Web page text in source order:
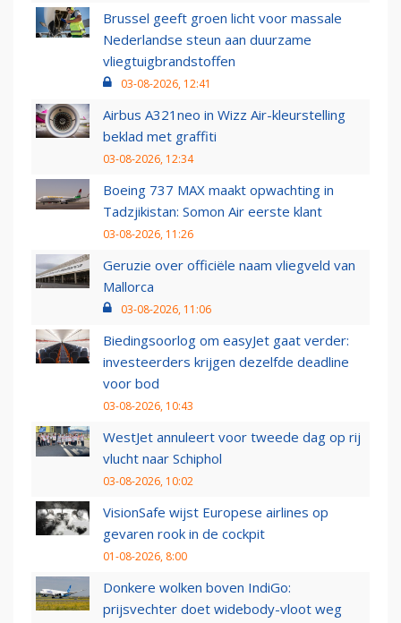
Brussel geeft groen licht voor massale
Nederlandse steun aan duurzame
vliegtuigbrandstoffen
03-08-2026, 12:41
Airbus A321neo in Wizz Air-kleurstelling
beklad met graffiti
03-08-2026, 12:34
Boeing 737 MAX maakt opwachting in
Tadzjikistan: Somon Air eerste klant
03-08-2026, 11:26
Geruzie over officiële naam vliegveld van
Mallorca
03-08-2026, 11:06
Biedingsoorlog om easyJet gaat verder:
investeerders krijgen dezelfde deadline
voor bod
03-08-2026, 10:43
WestJet annuleert voor tweede dag op rij
vlucht naar Schiphol
03-08-2026, 10:02
VisionSafe wijst Europese airlines op
gevaren rook in de cockpit
01-08-2026, 8:00
Donkere wolken boven IndiGo:
prijsvechter doet widebody-vloot weg